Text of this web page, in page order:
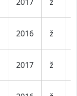
2016 ž
2017 ž